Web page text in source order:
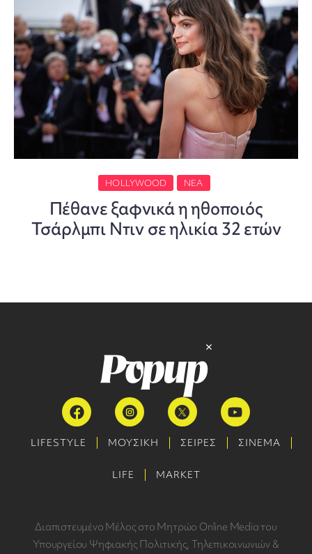
HOLLYWOOD ΝΈΑ
Πέθανε ξαφνικά η ηθοποιός
Τσάρλμπι Ντιν σε ηλικία 32 ετών
LIFESTYLE ΜΟΥΣΙΚΗ ΣΕΙΡΕΣ ΣΙΝΕΜΑ
LIFE MARKET
Διαπιστευμένο Μέλος στο Μητρώο Online Media του
Υπουργείου Ψηφιακής Πολιτικής, Τηλεπικοινωνιών &